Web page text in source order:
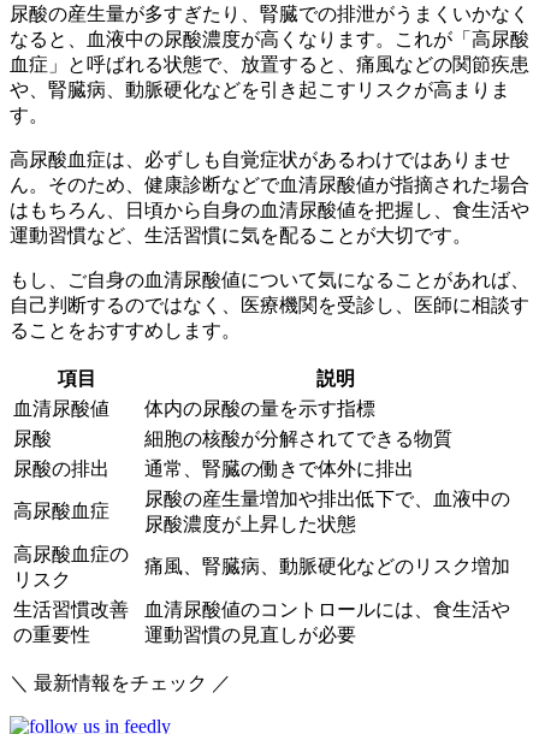
尿酸の産生量が多すぎたり、腎臓での排泄がうまくいかなく
なると、血液中の尿酸濃度が高くなり ます。これが「高尿酸
血症」と呼ばれる状態で、放置すると、痛風などの関節疾患
や、腎臓病、動脈硬化などを引き起こすリスクが高まりま
す。
高尿酸血症は、必ずしも自覚症状があるわけではありませ
ん。そのため、 健康診断などで血清尿酸値が指摘された場合
はもちろん、日頃から自身の血清尿酸値を把握し、食生活や
運動習慣など、生活習慣に気を配ることが大切です。
もし、ご自身の血清尿酸値について気になることがあれば、
自己判断するのではなく、医療機関を受診し、医師に相談す
ることをおすすめします。
項目
説明
血清尿酸値
体内の尿酸の量を示す指標
尿酸
細胞の核酸が分解されてできる物質
尿酸の排出
通常、腎臓の働きで体外に排出
高尿酸血症
尿酸の産生量増加や排出低下で、血液中の
尿酸濃度が上昇した状態
高尿酸血症の
リスク
痛風、腎臓病、動脈硬化などのリスク増加
生活習慣改善
の重要性
血清尿酸値のコントロールには、食生活や
運動習慣の見直しが必要
＼ 最新情報をチェック ／